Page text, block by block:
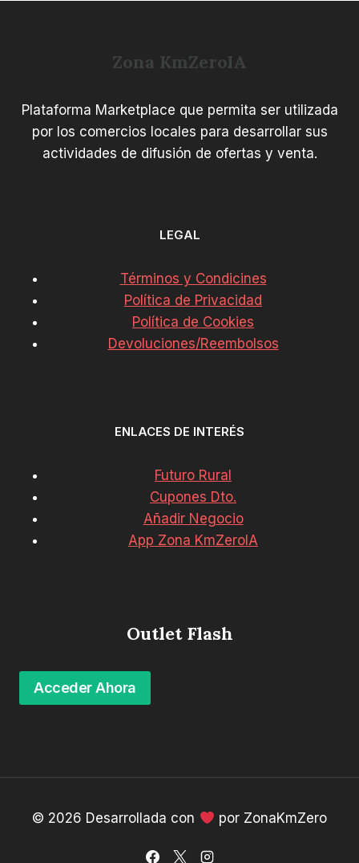
Zona KmZeroIA
Plataforma Marketplace que permita ser utilizada
por los comercios locales para desarrollar sus
actividades de difusión de ofertas y venta.
LEGAL
Términos y Condicines
Política de Privacidad
Política de Cookies
Devoluciones/Reembolsos
ENLACES DE INTERÉS
Futuro Rural
Cupones Dto.
Añadir Negocio
App Zona KmZeroIA
Outlet Flash
Acceder Ahora
© 2026 Desarrollada con por ZonaKmZero